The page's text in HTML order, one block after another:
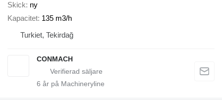
Skick ny
Kapacitet 135 m3/h
Turkiet, Tekirdağ
CONMACH
6 år på Machineryline